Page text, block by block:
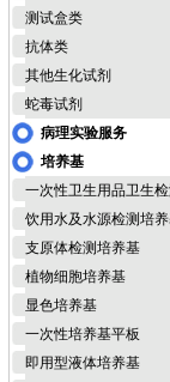
测试盒类
抗体类
其他生化试剂
蛇毒试剂
病理实验服务
培养基
一次性卫生用品卫生
饮用水及水源检测培
支原体检测培养基
植物细胞培养基
显色培养基
一次性培养基平板
即用型液体培养基